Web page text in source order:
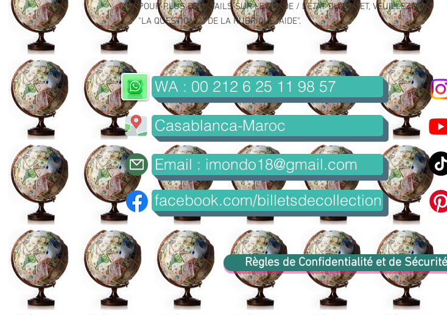
POUR PLUS DE DETAILS SUR LE GRADE / L'ETAT DU BILLET, VEUILLEZ VOIR
"LA QUESTION 2" DE LA RUBRIQUE "AIDE".
WA : 00 212 6 25 11 98 57
Casablanca-Maroc
Email : imondo18@gmail.com
facebook.com/billetsdecollection
Règles de Confidentialité et de